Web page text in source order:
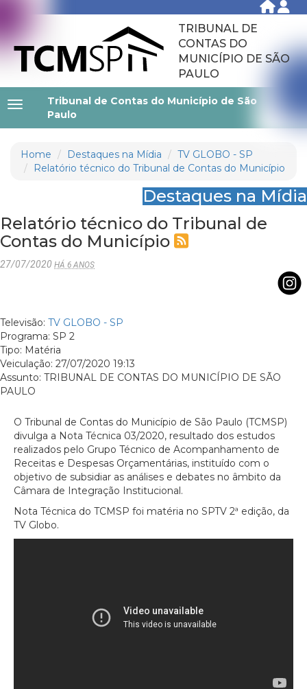
TRIBUNAL DE
CONTAS DO
MUNICÍPIO DE SÃO
PAULO
Tribunal de Contas do Município de São
Paulo
Home Destaques na Mídia
TV GLOBO - SP
Relatório técnico do Tribunal de Contas do Município
Destaques na Mídia
Relatório técnico do Tribunal de
Contas do Município
27/07/2020 HÁ 6 ANOS
Televisão: TV GLOBO - SP
Programa: SP 2
Tipo: Matéria
Veiculação: 27/07/2020 19:13
Assunto: TRIBUNAL DE CONTAS DO MUNICÍPIO DE SÃO
PAULO
O Tribunal de Contas do Município de São Paulo (TCMSP)
divulga a Nota Técnica 03/2020, resultado dos estudos
realizados pelo Grupo Técnico de Acompanhamento de
Receitas e Despesas Orçamentárias, instituído com o
objetivo de subsidiar as análises e debates no âmbito da
Câmara de Integração Institucional.
Nota Técnica do TCMSP foi matéria no SPTV 2ª edição, da
TV Globo.